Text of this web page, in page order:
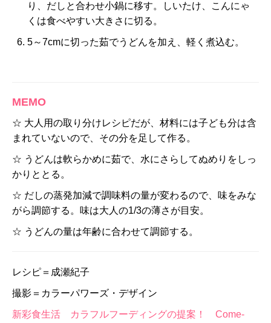
り、だしと合わせ小鍋に移す。しいたけ、こんにゃ
くは食べやすい大きさに切る。
5～7cmに切った茹でうどんを加え、軽く煮込む。
MEMO
☆ 大人用の取り分けレシピだが、材料には子ども分は含
まれていないので、その分を足して作る。
☆ うどんは軟らかめに茹で、水にさらしてぬめりをしっ
かりととる。
☆ だしの蒸発加減で調味料の量が変わるので、味をみな
がら調節する。味は大人の1/3の薄さが目安。
☆ うどんの量は年齢に合わせて調節する。
レシピ＝成瀬紀子
撮影＝カラーパワーズ・デザイン
新彩食生活 カラフルフーディングの提案！ Come-